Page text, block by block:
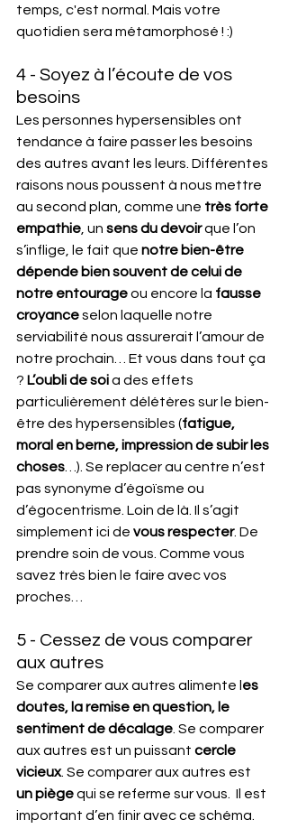
temps, c'est normal. Mais votre
quotidien sera métamorphosé ! :)
4 - Soyez à l’écoute de vos
besoins
Les personnes hypersensibles ont
tendance à faire passer les besoins
des autres avant les leurs. Différentes
raisons nous poussent à nous mettre
au second plan, comme une très forte
empathie, un sens du devoir que l’on
s’inflige, le fait que notre bien-être
dépende bien souvent de celui de
notre entourage ou encore la fausse
croyance selon laquelle notre
serviabilité nous assurerait l’amour de
notre prochain… Et vous dans tout ça
? L’oubli de soi a des effets
particulièrement délétères sur le bien-
être des hypersensibles (fatigue,
moral en berne, impression de subir les
choses…). Se replacer au centre n’est
pas synonyme d’égoïsme ou
d’égocentrisme. Loin de là. Il s’agit
simplement ici de vous respecter. De
prendre soin de vous. Comme vous
savez très bien le faire avec vos
proches…
5 - Cessez de vous comparer
aux autres
Se comparer aux autres alimente l es
doutes, la remise en question, le
sentiment de décalage. Se comparer
aux autres est un puissant cercle
vicieux. Se comparer aux autres est
un piège qui se referme sur vous.  Il est
important d’en finir avec ce schéma.